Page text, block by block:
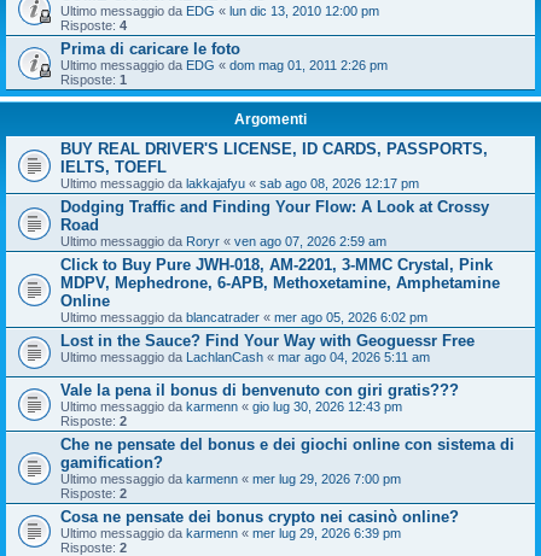
Ultimo messaggio da EDG « lun dic 13, 2010 12:00 pm
Risposte: 4
Prima di caricare le foto
Ultimo messaggio da EDG « dom mag 01, 2011 2:26 pm
Risposte: 1
Argomenti
BUY REAL DRIVER'S LICENSE, ID CARDS, PASSPORTS,
IELTS, TOEFL
Ultimo messaggio da lakkajafyu « sab ago 08, 2026 12:17 pm
Dodging Traffic and Finding Your Flow: A Look at Crossy
Road
Ultimo messaggio da Roryr « ven ago 07, 2026 2:59 am
Click to Buy Pure JWH-018, AM-2201, 3-MMC Crystal, Pink
MDPV, Mephedrone, 6-APB, Methoxetamine, Amphetamine
Online
Ultimo messaggio da blancatrader « mer ago 05, 2026 6:02 pm
Lost in the Sauce? Find Your Way with Geoguessr Free
Ultimo messaggio da LachlanCash « mar ago 04, 2026 5:11 am
Vale la pena il bonus di benvenuto con giri gratis???
Ultimo messaggio da karmenn « gio lug 30, 2026 12:43 pm
Risposte: 2
Che ne pensate del bonus e dei giochi online con sistema di
gamification?
Ultimo messaggio da karmenn « mer lug 29, 2026 7:00 pm
Risposte: 2
Cosa ne pensate dei bonus crypto nei casinò online?
Ultimo messaggio da karmenn « mer lug 29, 2026 6:39 pm
Risposte: 2